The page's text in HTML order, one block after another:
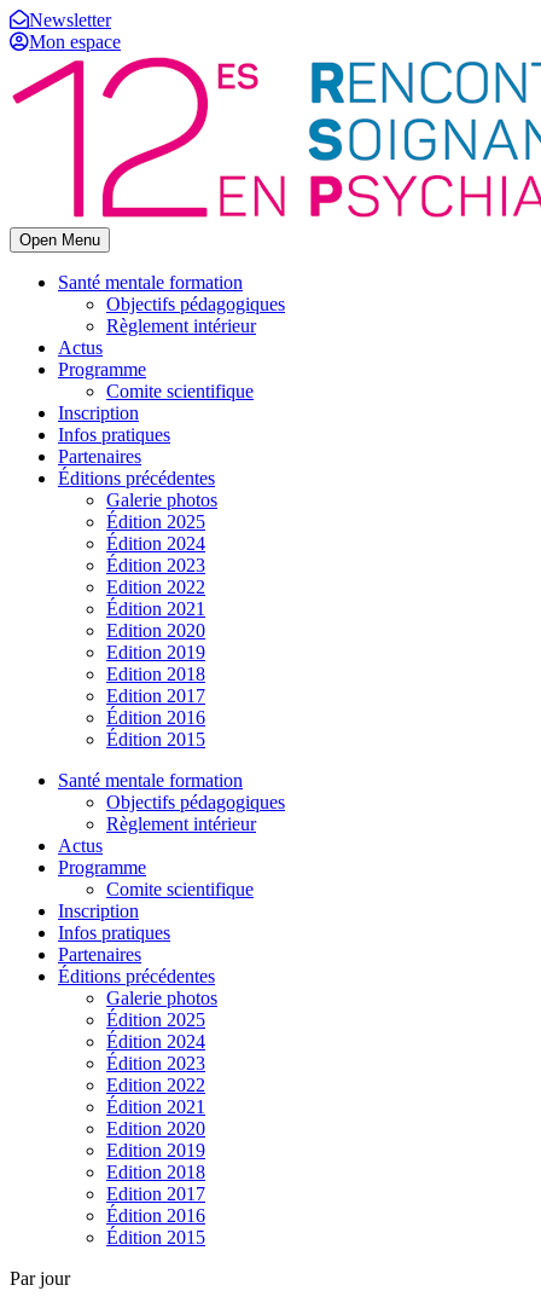
Newsletter
Mon espace
Open Menu
Santé mentale formation
Objectifs pédagogiques
Règlement intérieur
Actus
Programme
Comite scientifique
Inscription
Infos pratiques
Partenaires
Éditions précédentes
Galerie photos
Édition 2025
Édition 2024
Édition 2023
Edition 2022
Édition 2021
Edition 2020
Edition 2019
Edition 2018
Edition 2017
Édition 2016
Édition 2015
Santé mentale formation
Objectifs pédagogiques
Règlement intérieur
Actus
Programme
Comite scientifique
Inscription
Infos pratiques
Partenaires
Éditions précédentes
Galerie photos
Édition 2025
Édition 2024
Édition 2023
Edition 2022
Édition 2021
Edition 2020
Edition 2019
Edition 2018
Edition 2017
Édition 2016
Édition 2015
Par jour